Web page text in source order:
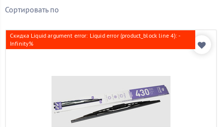
Сортировать по
Скидка Liquid argument error: Liquid error (product_block line 4): -
Infinity%
Тип
Гибридная(14)
Каркасная
Показать товары